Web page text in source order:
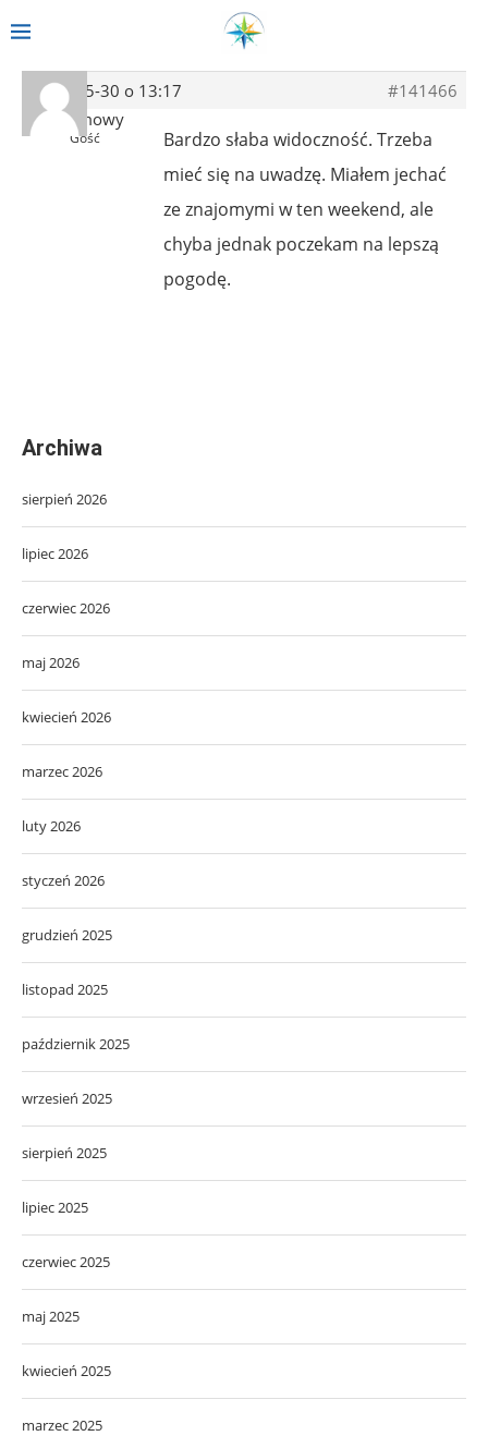
2014-05-30 o 13:17
#141466
Anonimowy
Gość
Bardzo słaba widoczność. Trzeba
mieć się na uwadzę. Miałem jechać
ze znajomymi w ten weekend, ale
chyba jednak poczekam na lepszą
pogodę.
Archiwa
sierpień 2026
lipiec 2026
czerwiec 2026
maj 2026
kwiecień 2026
marzec 2026
luty 2026
styczeń 2026
grudzień 2025
listopad 2025
październik 2025
wrzesień 2025
sierpień 2025
lipiec 2025
czerwiec 2025
maj 2025
kwiecień 2025
marzec 2025